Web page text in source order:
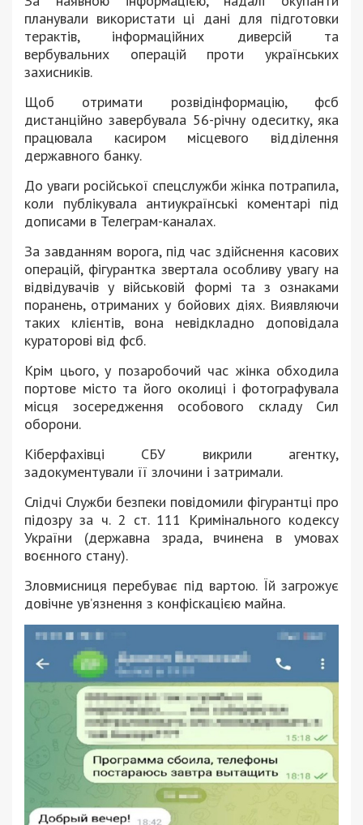
планували використати ці дані для підготовки
терактів, інформаційних диверсій та
вербувальних операцій проти українських
захисників.
Щоб отримати розвідінформацію, фсб
дистанційно завербувала 56-річну одеситку, яка
працювала касиром місцевого відділення
державного банку.
До уваги російської спецслужби жінка потрапила,
коли публікувала антиукраїнські коментарі під
дописами в Телеграм-каналах.
За завданням ворога, під час здійснення касових
операцій, фігурантка звертала особливу увагу на
відвідувачів у військовій формі та з ознаками
поранень, отриманих у бойових діях. Виявляючи
таких клієнтів, вона невідкладно доповідала
кураторові від фсб.
Крім цього, у позаробочий час жінка обходила
портове місто та його околиці і фотографувала
місця зосередження особового складу Сил
оборони.
Кіберфахівці СБУ викрили агентку,
задокументували її злочини і затримали.
Слідчі Служби безпеки повідомили фігурантці про
підозру за ч. 2 ст. 111 Кримінального кодексу
України (державна зрада, вчинена в умовах
воєнного стану).
Зловмисниця перебуває під вартою. Їй загрожує
довічне ув’язнення з конфіскацією майна.